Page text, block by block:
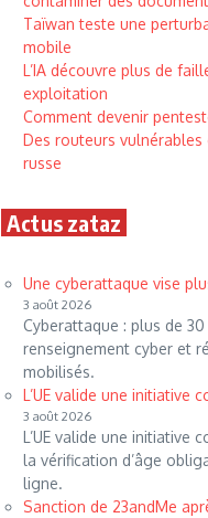
Taïwan teste une
mobile
L’IA découvre plus de
exploitation
Comment devenir
Des routeurs
russe
Actus zataz
Une cyberattaque vise
3 août 2026
Cyberattaque : plus de 30
renseignement cyber et
mobilisés.
L’UE valide une initiative
3 août 2026
L’UE valide une initiative
la vérification d’âge
ligne.
Sanction de 23andMe